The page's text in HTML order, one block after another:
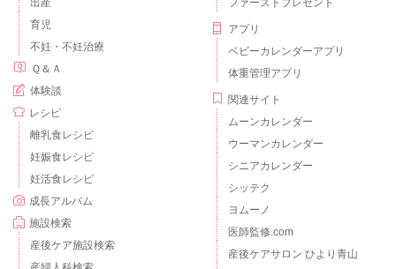
出産
育児
不妊・不妊治療
Ｑ＆Ａ
体験談
レシピ
離乳食レシピ
妊娠食レシピ
妊活食レシピ
成長アルバム
施設検索
産後ケア施設検索
ファーストプレゼント
アプリ
ベビーカレンダーアプリ
体重管理アプリ
関連サイト
ムーンカレンダー
ウーマンカレンダー
シニアカレンダー
シッテク
ヨムーノ
医師監修.com
産後ケアサロン ひより青山